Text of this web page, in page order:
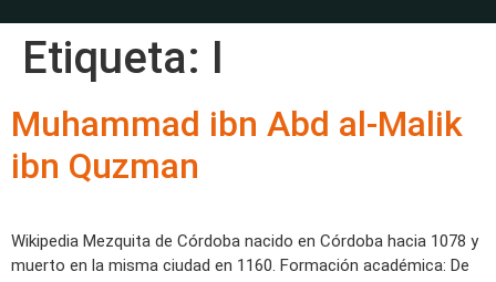
Etiqueta: I
Muhammad ibn Abd al-Malik
ibn Quzman
Wikipedia Mezquita de Córdoba nacido en Córdoba hacia 1078 y
muerto en la misma ciudad en 1160. Formación académica: De